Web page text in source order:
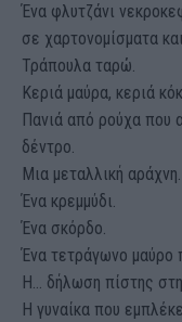
Ένα φλυτζάνι
σε χαρτονομίσματα
Τράπουλα ταρώ.
Κεριά μαύρα, κεριά
Πανιά από ρούχα που
δέντρο.
Μια μεταλλική αράχνη.
Ένα κρεμμύδι.
Ένα σκόρδο.
Ένα τετράγωνο μαύρο
Η… δήλωση πίστης
Η γυναίκα που